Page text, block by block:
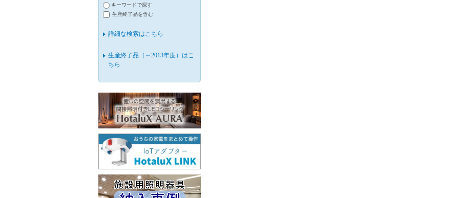
キーワードで探す
生産終了品を含む
詳細な検索はこちら
生産終了品（～2013年度）はこ
ちら